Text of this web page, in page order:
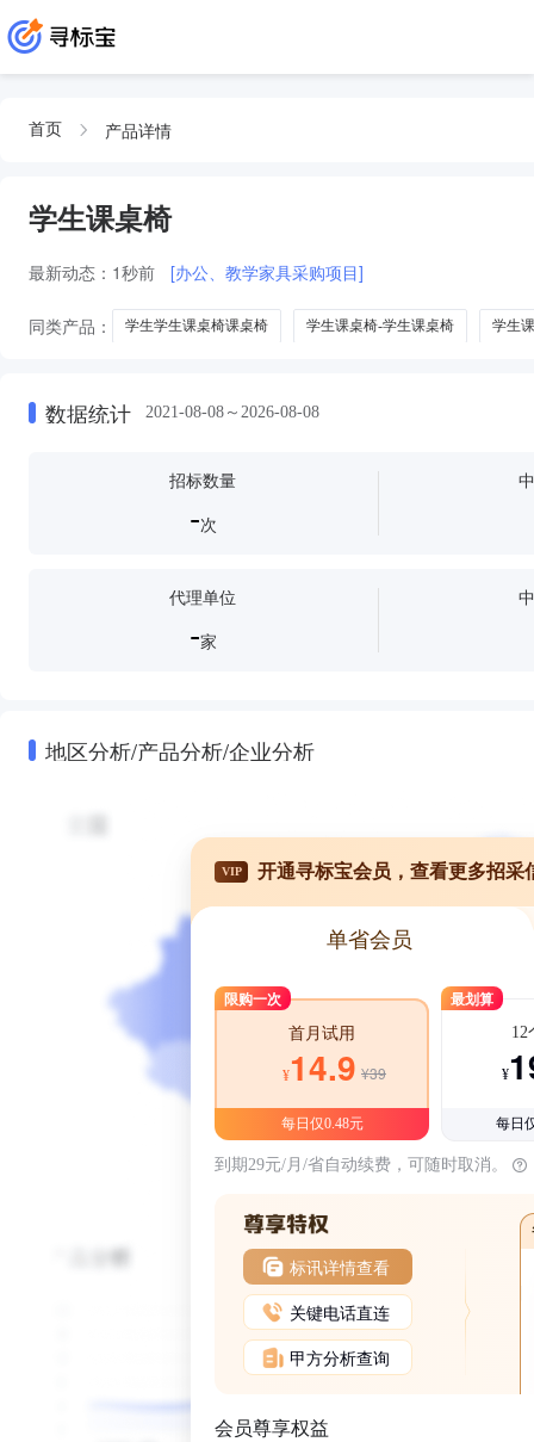
首页 产品详情
学生课桌椅
最新动态： 1秒前 [办公、教学家具采购项目]
同类产品： 学生学生课桌椅课桌椅 学生课桌椅-学生课桌椅 学生
数据统计 2021-08-08～2026-08-08
招标数量
-次
代理单位
-家
地区分析/产品分析/企业分析
VIP 开通寻标宝会员，查看更多招采
单省会员
限购一次
首月试用
¥14.9 ¥39
每日仅0.48元
最划算
12
¥
每日
到期29元/月/省自动续费，可随时取消。
标讯详情查看
关键电话直连
甲方分析查询
会员尊享权益